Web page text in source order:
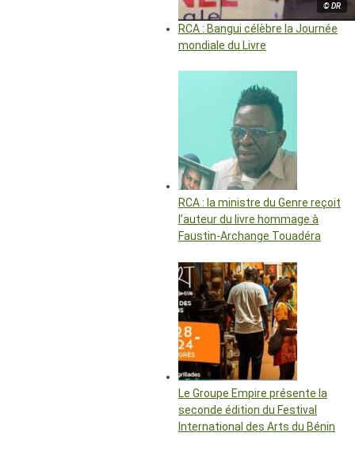
© DR
RCA : Bangui célèbre la Journée
mondiale du Livre
RCA : la ministre du Genre reçoit
l’auteur du livre hommage à
Faustin-Archange Touadéra
Le Groupe Empire présente la
seconde édition du Festival
International des Arts du Bénin